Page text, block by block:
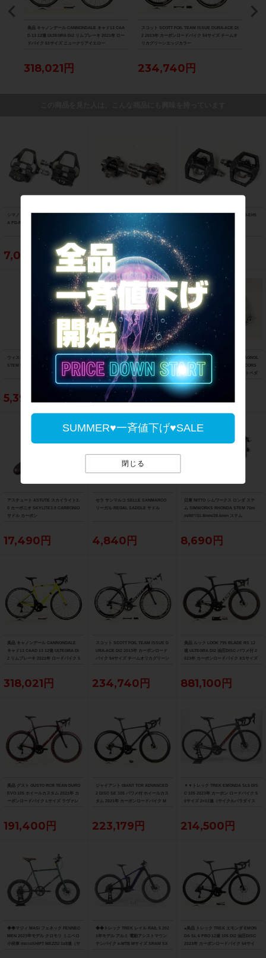
SUMMER♥一斉値下げ♥SALE
閉じる
美品 キャノンデール CANNONDALE キャド13 CAA
D 13 12速 ULTEGRA Di2 リムブレーキ 2021年 ロー
ドバイク 51サイズ ニュークリアイエロー
318,021円
スコット SCOTT FOIL TEAM ISSUE DURA-ACE Di
2 2013年 カーボンロードバイク 54サイズ チームオ
リカグリーンエッジカラー
234,740円
シマノ SHIMANO アルテグラ ULTEGR
A PD-R8000 ビンディングペダル 〇
7,040円
シマノ SHIMANO XTR PD-M9200 ビン
ディングペダル 〇
17,490円
シマノ SHIMANO SPDペダル PD-EH5
00 ビンディングペダル 〇
4,840円
ウィスキー WHISKY ナンバー7 NO.7
STEM 50mm/31.8mm/28.6mm ステム
5,390円
スペシャライズド SPECIALIZED エス
ワークス パワー S-WORKS POWER
サドル カーボン
17,490円
ジャンク カンパニョーロ CAMPAGNOL
O コルサレコード エアロペダル CORS
A RCORD AERO PEDAL フラットペダ
ル
17,490円
アスチュート ASTUTE スカイライト3.
0 カーボニオ SKYLITE3.0 CARBONIO
サドル カーボン
17,490円
セラ サンマルコ SELLE SANMARCO
リーガル REGAL SADDLE サドル
4,840円
日東 NITTO シムワークス ロンダ ステ
ム SIMWORKS RHONDA STEM 70m
m/80°/31.8mm/28.6mm ステム
8,690円
美品 キャノンデール CANNONDALE
キャド13 CAAD 13 12速 ULTEGRA Di
2 リムブレーキ 2021年 ロードバイク 5
318,021円
スコット SCOTT FOIL TEAM ISSUE D
URA-ACE Di2 2013年 カーボンロード
バイク 54サイズ チームオリカグリーン
234,740円
美品 ルック LOOK 795 BLADE RS 12
速 ULTEGRA Di2 油圧DISC パワメ付 2
023年 カーボンロードバイク XSサイズ
881,100円
美品 グスト GUSTO RCR TEAN DURO
EVO 105 ホイールカスタム 2021年 カ
ーボンロードバイク Lサイズ ラヴァレ
191,400円
ジャイアント GIANT TCR ADVANCED
2 DISC SE 105 パワメ付 ホイールカス
タム 2021年 カーボンロードバイク M
223,179円
▼▼トレック TREK EMONDA SL5 DIS
C 105 2023年 カーボン ロードバイク 5
0サイズ 2×11速（サイクルパラダイス
214,500円
◆◆マジィ MASI フェネック FENNEC
MEN 2023年モデル クロモリ ミニベロ
小径車 microSHIFT MEZZU 1x8速（サ
◆◆トレック TREK レイル RAIL 5 202
1年モデル アルミ 電動アシストマウン
テンバイク e-MTB Mサイズ SRAM SX
●美品 トレック TREK エモンダ EMON
DA SL 6 PRO 12速 105 Di2 油圧DISC
2023年 カーボンロードバイク 54サイ